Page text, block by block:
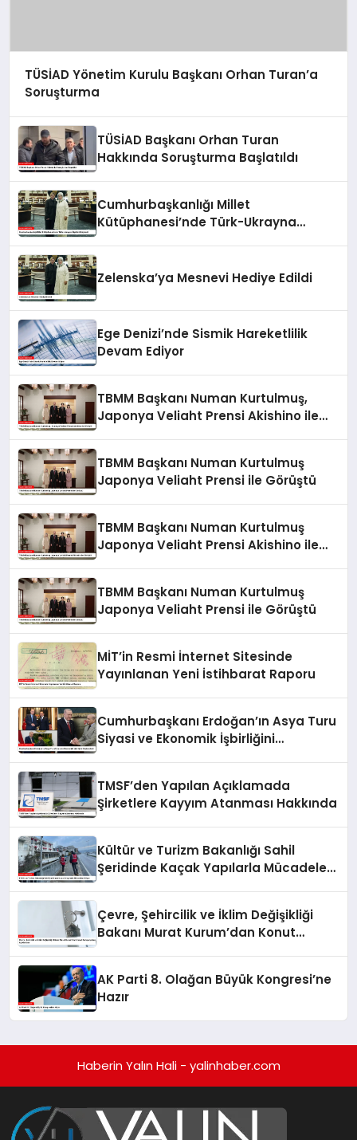
TÜSİAD Yönetim Kurulu Başkanı Orhan Turan’a
Soruşturma
TÜSİAD Başkanı Orhan Turan
Hakkında Soruşturma Başlatıldı
Cumhurbaşkanlığı Millet
Kütüphanesi’nde Türk-Ukrayna
Zelenska’ya Mesnevi Hediye Edildi
Ege Denizi’nde Sismik Hareketlilik
Devam Ediyor
TBMM Başkanı Numan Kurtulmuş,
Japonya Veliaht Prensi Akishino ile
TBMM Başkanı Numan Kurtulmuş
Japonya Veliaht Prensi ile Görüştü
TBMM Başkanı Numan Kurtulmuş
Japonya Veliaht Prensi Akishino ile
TBMM Başkanı Numan Kurtulmuş
Japonya Veliaht Prensi ile Görüştü
MİT’in Resmi İnternet Sitesinde
Yayınlanan Yeni İstihbarat Raporu
Cumhurbaşkanı Erdoğan’ın Asya Turu
Siyasi ve Ekonomik İşbirliğini
TMSF’den Yapılan Açıklamada
Şirketlere Kayyım Atanması Hakkında
Kültür ve Turizm Bakanlığı Sahil
Şeridinde Kaçak Yapılarla Mücadele
Çevre, Şehircilik ve İklim Değişikliği
Bakanı Murat Kurum’dan Konut
AK Parti 8. Olağan Büyük Kongresi’ne
Hazır
Haberin Yalın Hali - yalinhaber.com